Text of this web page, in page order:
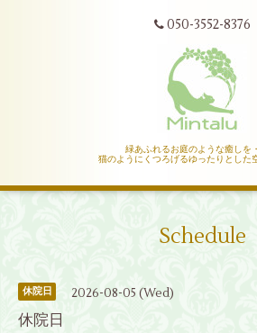
050-3552-8376
緑あふれるお庭のような癒しを
猫のようにくつろげるゆったりとした
Schedule
休院日 2026-08-05 (Wed)
休院日